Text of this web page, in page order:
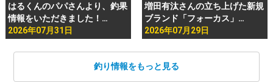
はるくんのパパさんより、釣果
情報をいただきました！…
2026年07月31日
増田有汰さんの立ち上げた新規
ブランド「フォーカス」…
2026年07月29日
釣り情報をもっと見る